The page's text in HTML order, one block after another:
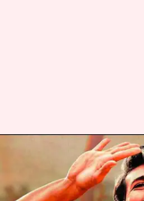
जापान में
तहलका, पार
का आंकड़ा